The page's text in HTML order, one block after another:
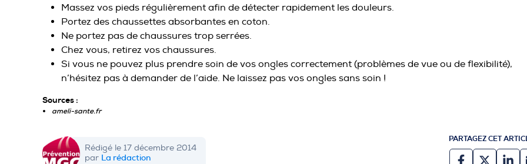
Massez vos pieds régulièrement afin de détecter rapidement les douleurs.
Portez des chaussettes absorbantes en coton.
Ne portez pas de chaussures trop serrées.
Chez vous, retirez vos chaussures.
Si vous ne pouvez plus prendre soin de vos ongles correctement (problèmes de vue ou de flexibilité),
n’hésitez pas à demander de l’aide. Ne laissez pas vos ongles sans soin !
Sources :
ameli-sante.fr
Rédigé le 17 décembre 2014
par La rédaction
PARTAGEZ CET